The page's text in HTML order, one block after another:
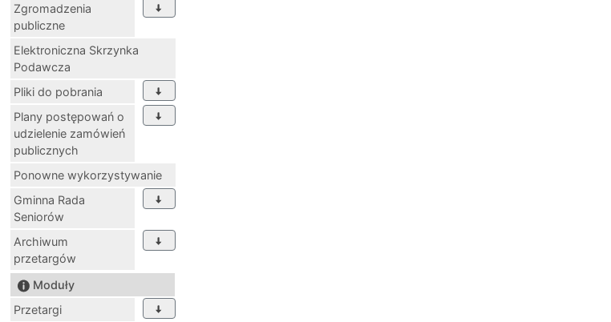
Zgromadzenia
publiczne
Elektroniczna Skrzynka
Podawcza
Pliki do pobrania
Plany postępowań o
udzielenie zamówień
publicznych
Ponowne wykorzystywanie
Gminna Rada
Seniorów
Archiwum
przetargów
Moduły
Przetargi